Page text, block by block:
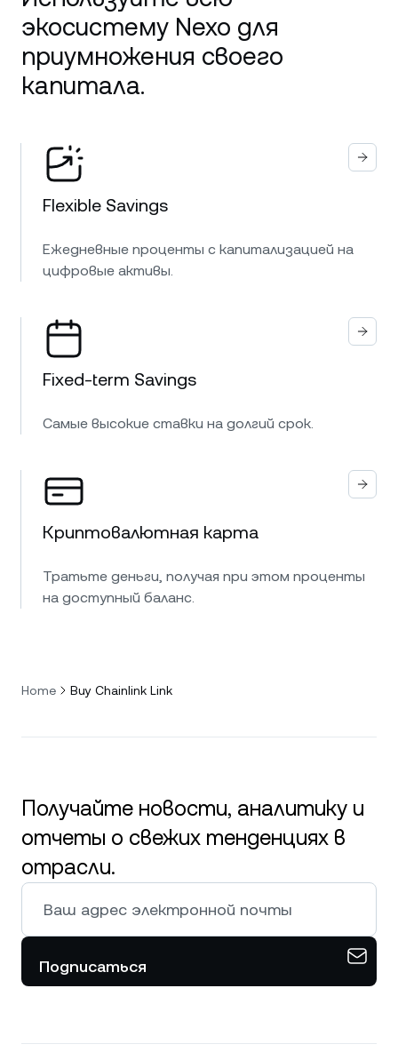
экосистему Nexo для
приумножения своего
капитала.
Flexible Savings
Ежедневные проценты с капитализацией на
цифровые активы.
Fixed-term Savings
Самые высокие ставки на долгий срок.
Криптовалютная карта
Тратьте деньги, получая при этом проценты
на доступный баланс.
Home Buy Chainlink Link
Получайте новости, аналитику и
отчеты о свежих тенденциях в
отрасли.
Подписаться